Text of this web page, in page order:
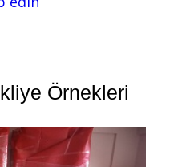
Örnekleri